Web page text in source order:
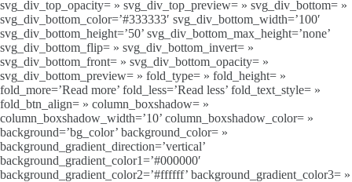
svg_div_top_opacity= » svg_div_top_preview= » svg_div_bottom= »
svg_div_bottom_color=’#333333′ svg_div_bottom_width=’100′
svg_div_bottom_height=’50’ svg_div_bottom_max_height=’none’
svg_div_bottom_flip= » svg_div_bottom_invert= »
svg_div_bottom_front= » svg_div_bottom_opacity= »
svg_div_bottom_preview= » fold_type= » fold_height= »
fold_more=’Read more’ fold_less=’Read less’ fold_text_style= »
fold_btn_align= » column_boxshadow= »
column_boxshadow_width=’10’ column_boxshadow_color= »
background=’bg_color’ background_color= »
background_gradient_direction=’vertical’
background_gradient_color1=’#000000′
background_gradient_color2=’#ffffff’ background_gradient_color3= »